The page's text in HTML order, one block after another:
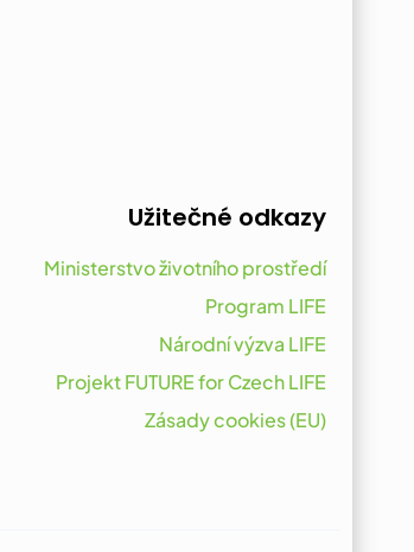
Užitečné odkazy
Ministerstvo životního prostředí
Program LIFE
Národní výzva LIFE
Projekt FUTURE for Czech LIFE
Zásady cookies (EU)